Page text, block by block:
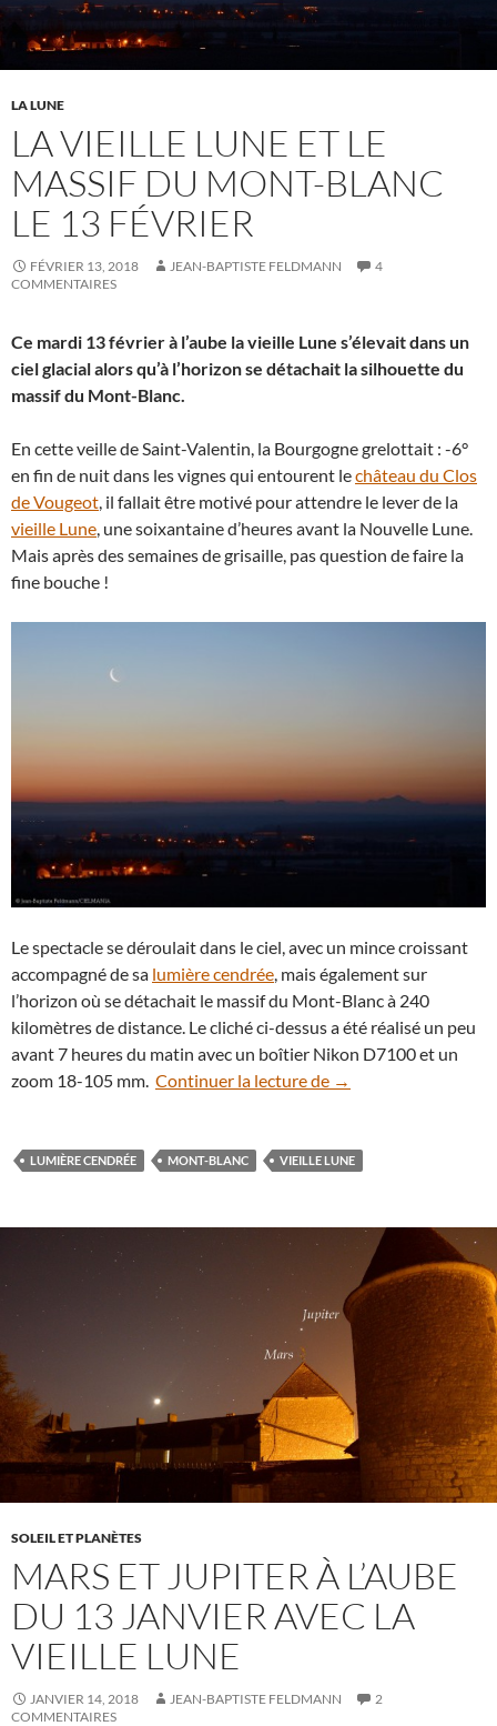
LA LUNE
LA VIEILLE LUNE ET LE
MASSIF DU MONT-BLANC
LE 13 FÉVRIER
FÉVRIER 13, 2018 JEAN-BAPTISTE FELDMANN
4
COMMENTAIRES
Ce mardi 13 février à l’aube la vieille Lune s’élevait dans un
ciel glacial alors qu’à l’horizon se détachait la silhouette du
massif du Mont-Blanc.
En cette veille de Saint-Valentin, la Bourgogne grelottait : -6°
en fin de nuit dans les vignes qui entourent lechâteau du Clos
de Vougeot, il fallait être motivé pour attendre le lever de la
vieille Lune, une soixantaine d’heures avant la Nouvelle Lune.
Mais après des semaines de grisaille, pas question de faire la
fine bouche !
Le spectacle se déroulait dans le ciel, avec un mince croissant
accompagné de sa lumière cendrée, mais également sur
l’horizon où se détachait le massif du Mont-Blanc à 240
kilomètres de distance. Le cliché ci-dessus a été réalisé un peu
avant 7 heures du matin avec un boîtier Nikon D7100 et un
zoom 18-105 mm. Continuer la lecture de La vieille Lune et le
→
LUMIÈRE CENDRÉE MONT-BLANC VIEILLE LUNE
SOLEIL ET PLANÈTES
MARS ET JUPITER À L’AUBE
DU 13 JANVIER AVEC LA
VIEILLE LUNE
JANVIER 14, 2018 JEAN-BAPTISTE FELDMANN
2
COMMENTAIRES